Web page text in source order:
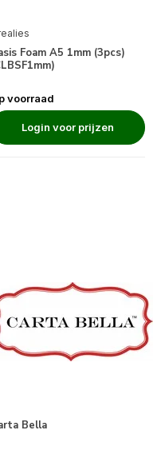
Foam A5 1mm (3pcs)
voorraad
Login voor prijzen
Bella